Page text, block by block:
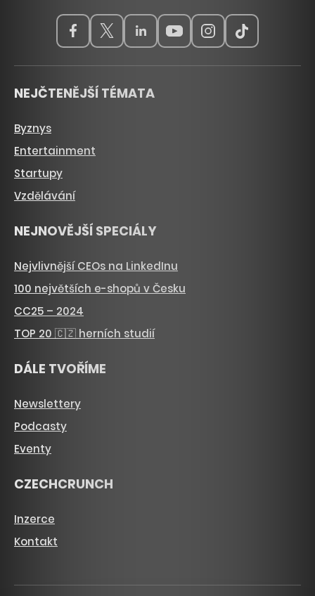
NEJČTENĚJŠÍ TÉMATA
Byznys
Entertainment
Startupy
Vzdělávání
NEJNOVĚJŠÍ SPECIÁLY
Nejvlivnější CEOs na LinkedInu
100 největších e-shopů v Česku
CC25 – 2024
TOP 20 🇨🇿 herních studií
DÁLE TVOŘÍME
Newslettery
Podcasty
Eventy
CZECHCRUNCH
Inzerce
Kontakt